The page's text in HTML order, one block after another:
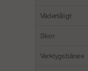
Vädertåligt
Skor
Verktygsbärare